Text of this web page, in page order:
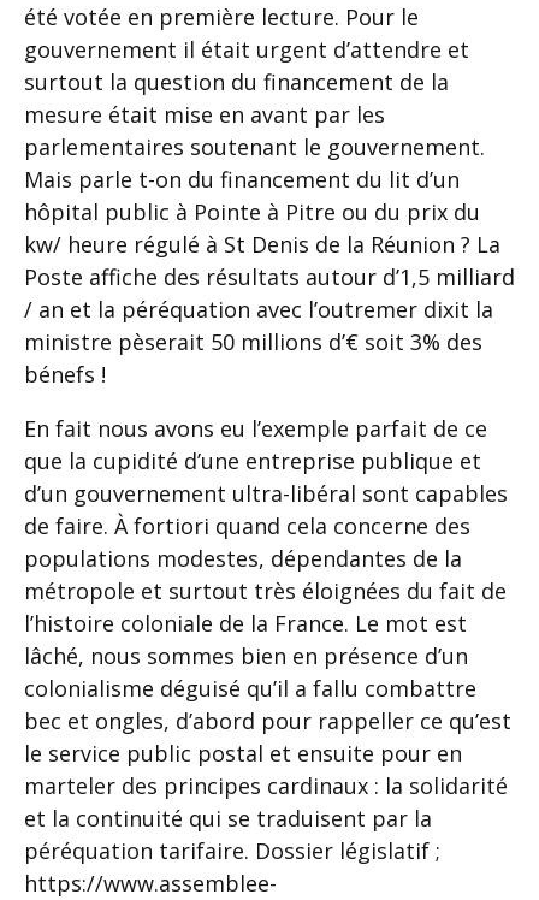
été votée en première lecture. Pour le
gouvernement il était urgent d’attendre et
surtout la question du financement de la
mesure était mise en avant par les
parlementaires soutenant le gouvernement.
Mais parle t-on du financement du lit d’un
hôpital public à Pointe à Pitre ou du prix du
kw/ heure régulé à St Denis de la Réunion ? La
Poste affiche des résultats autour d’1,5 milliard
/ an et la péréquation avec l’outremer dixit la
ministre pèserait 50 millions d’€ soit 3% des
bénefs !
En fait nous avons eu l’exemple parfait de ce
que la cupidité d’une entreprise publique et
d’un gouvernement ultra-libéral sont capables
de faire. À fortiori quand cela concerne des
populations modestes, dépendantes de la
métropole et surtout très éloignées du fait de
l’histoire coloniale de la France. Le mot est
lâché, nous sommes bien en présence d’un
colonialisme déguisé qu’il a fallu combattre
bec et ongles, d’abord pour rappeller ce qu’est
le service public postal et ensuite pour en
marteler des principes cardinaux : la solidarité
et la continuité qui se traduisent par la
péréquation tarifaire. Dossier législatif ;
https://www.assemblee-